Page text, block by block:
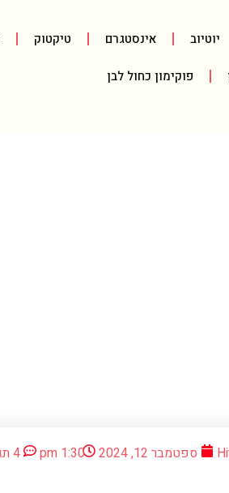
יוטיוב אינסטגרם טיקטוק
פוקימון כחול לבן
ספטמבר 12, 2024 1:30 pm 4 תגובות